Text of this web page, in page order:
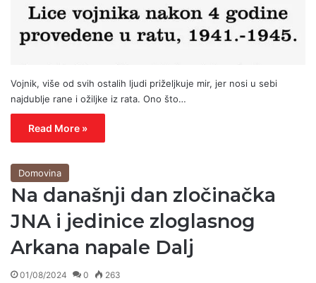
Vojnik, više od svih ostalih ljudi priželjkuje mir, jer nosi u sebi
najdublje rane i ožiljke iz rata. Ono što…
Read More »
Domovina
Na današnji dan zločinačka
JNA i jedinice zloglasnog
Arkana napale Dalj
01/08/2024 0 263